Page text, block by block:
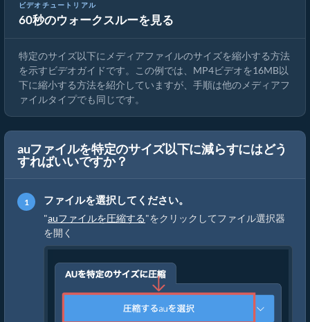
ビデオチュートリアル
60秒のウォークスルーを見る
MP4を16MBに縮小する方法（簡単ガイド）
特定のサイズ以下にメディアファイルのサイズを縮小する方法
を示すビデオガイドです。この例では、MP4ビデオを16MB以
下に縮小する方法を紹介していますが、手順は他のメディアフ
ァイルタイプでも同じです。
auファイルを特定のサイズ以下に減らすにはどう
すればいいですか？
ファイルを選択してください。
"auファイルを圧縮する"をクリックしてファイル選択器
を開く